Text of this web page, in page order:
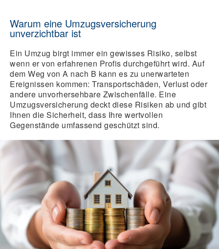
Warum eine Umzugsversicherung
unverzichtbar ist
Ein Umzug birgt immer ein gewisses Risiko, selbst
wenn er von erfahrenen Profis durchgeführt wird. Auf
dem Weg von A nach B kann es zu unerwarteten
Ereignissen kommen: Transportschäden, Verlust oder
andere unvorhersehbare Zwischenfälle. Eine
Umzugsversicherung deckt diese Risiken ab und gibt
Ihnen die Sicherheit, dass Ihre wertvollen
Gegenstände umfassend geschützt sind.